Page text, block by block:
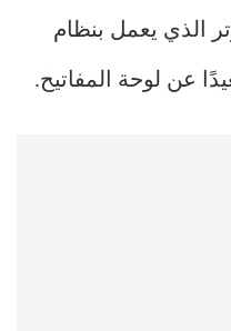
الذي يعمل بنظام